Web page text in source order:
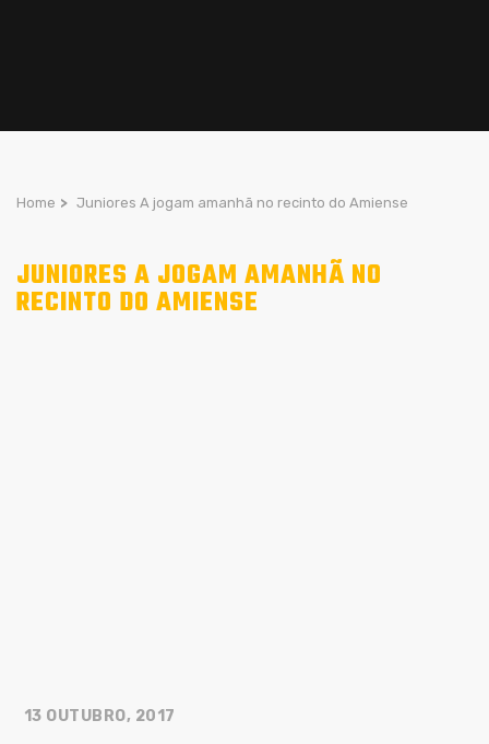
Home > Juniores A jogam amanhã no recinto do Amiense
JUNIORES A JOGAM AMANHÃ NO
RECINTO DO AMIENSE
13 OUTUBRO, 2017